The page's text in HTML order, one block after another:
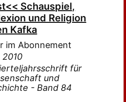
Schauspiel,
und Religion
Kafka
im Abonnement
2010
für
und
- Band 84